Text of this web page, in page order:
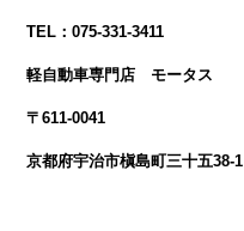
TEL：075-331-3411
軽自動車専門店 モータス
〒611-0041
京都府宇治市槇島町三十五38-1